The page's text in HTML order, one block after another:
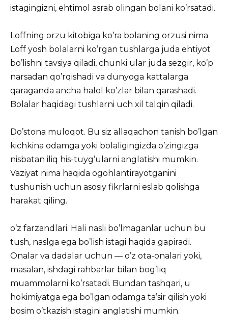
istagingizni, ehtimol asrab olingan bolani ko’rsatadi.
Loffning orzu kitobiga ko’ra bolaning orzusi nima
Loff yosh bolalarni ko’rgan tushlarga juda ehtiyot
bo’lishni tavsiya qiladi, chunki ular juda sezgir, ko’p
narsadan qo’rqishadi va dunyoga kattalarga
qaraganda ancha halol ko’zlar bilan qarashadi.
Bolalar haqidagi tushlarni uch xil talqin qiladi.
Do’stona muloqot. Bu siz allaqachon tanish bo’lgan
kichkina odamga yoki bolaligingizda o’zingizga
nisbatan iliq his-tuyg’ularni anglatishi mumkin.
Vaziyat nima haqida ogohlantirayotganini
tushunish uchun asosiy fikrlarni eslab qolishga
harakat qiling.
o’z farzandlari. Hali nasli bo’lmaganlar uchun bu
tush, naslga ega bo’lish istagi haqida gapiradi.
Onalar va dadalar uchun — o’z ota-onalari yoki,
masalan, ishdagi rahbarlar bilan bog’liq
muammolarni ko’rsatadi. Bundan tashqari, u
hokimiyatga ega bo’lgan odamga ta’sir qilish yoki
bosim o’tkazish istagini anglatishi mumkin.